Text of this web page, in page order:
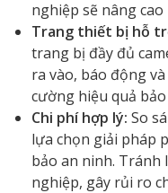
nghiệp sẽ nâng
Trang thiết bị hỗ
trang bị đầy đủ
ra vào, báo động
cường hiệu quả bảo
Chi phí hợp lý: So
lựa chọn giải pháp
bảo an ninh. Tránh
nghiệp, gây rủi ro